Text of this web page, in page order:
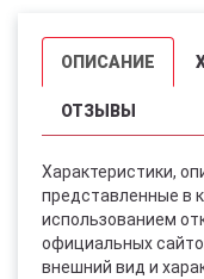
ОПИСАНИЕ
ОТЗЫВЫ
Характеристики,
представленные в
использованием
официальных
внешний вид и